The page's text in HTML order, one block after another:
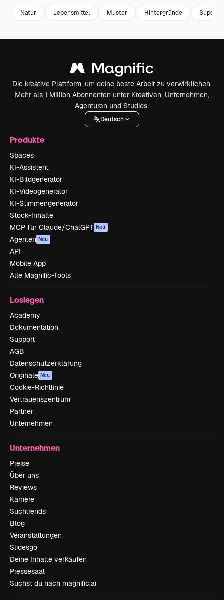
Natur Lebensmittel Muster Hintergründe
Die kreative Plattform, um deine beste Arbeit zu verwirklichen.
Mehr als 1 Million Abonnenten unter Kreativen, Unternehmen,
Agenturen und Studios.
Deutsch
Produkte
Spaces
KI-Assistent
KI-Bildgenerator
KI-Videogenerator
KI-Stimmengenerator
Stock-Inhalte
MCP für Claude/ChatGPT Neu
Agenten Neu
API
Mobile App
Alle Magnific-Tools
Loslegen
Academy
Dokumentation
Support
AGB
Datenschutzerklärung
Originale Neu
Cookie-Richtlinie
Vertrauenszentrum
Partner
Unternehmen
Unternehmen
Preise
Über uns
Reviews
Karriere
Suchtrends
Blog
Veranstaltungen
Slidesgo
Deine Inhalte verkaufen
Pressesaal
Suchst du nach magnific.ai